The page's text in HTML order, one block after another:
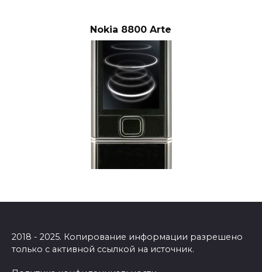
Nokia 8800 Arte
2018 - 2025. Копирование информации разрешено
только с активной ссылкой на источник.